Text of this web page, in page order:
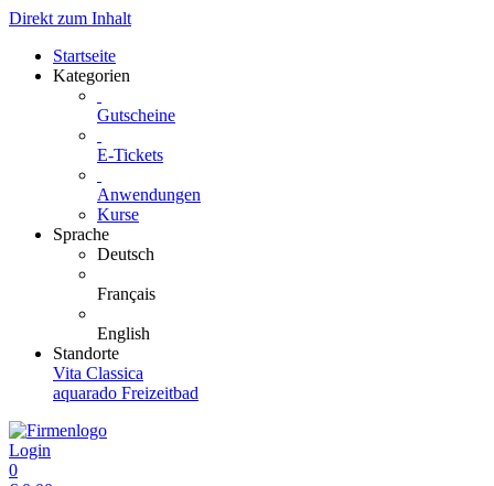
Direkt zum Inhalt
Startseite
Kategorien
Gutscheine
E-Tickets
Anwendungen
Kurse
Sprache
Deutsch
Français
English
Standorte
Vita Classica
aquarado Freizeitbad
Login
0